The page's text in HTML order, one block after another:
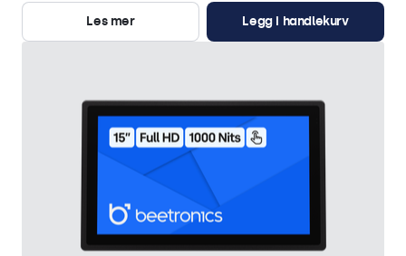
Les mer
Legg i handlekurv